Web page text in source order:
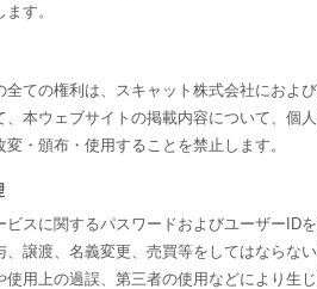
す。
ての権利は、スキャット株式会社におよ
本ウェブサイトの掲載内容について、個
・頒布・使用することを禁止します。
スに関するパスワードおよびユーザーID
譲渡、名義変更、売買等をしてはならな
使用上の過誤、第三者の使用などにより生